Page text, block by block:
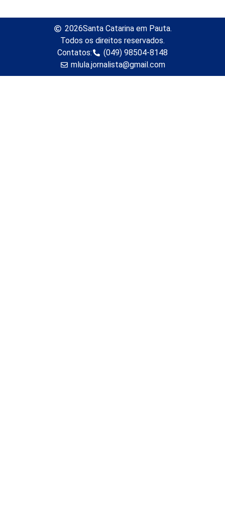
2026Santa Catarina em Pauta.
Todos os direitos reservados.
Contatos:
(049) 98504-8148
mlula.jornalista@gmail.com